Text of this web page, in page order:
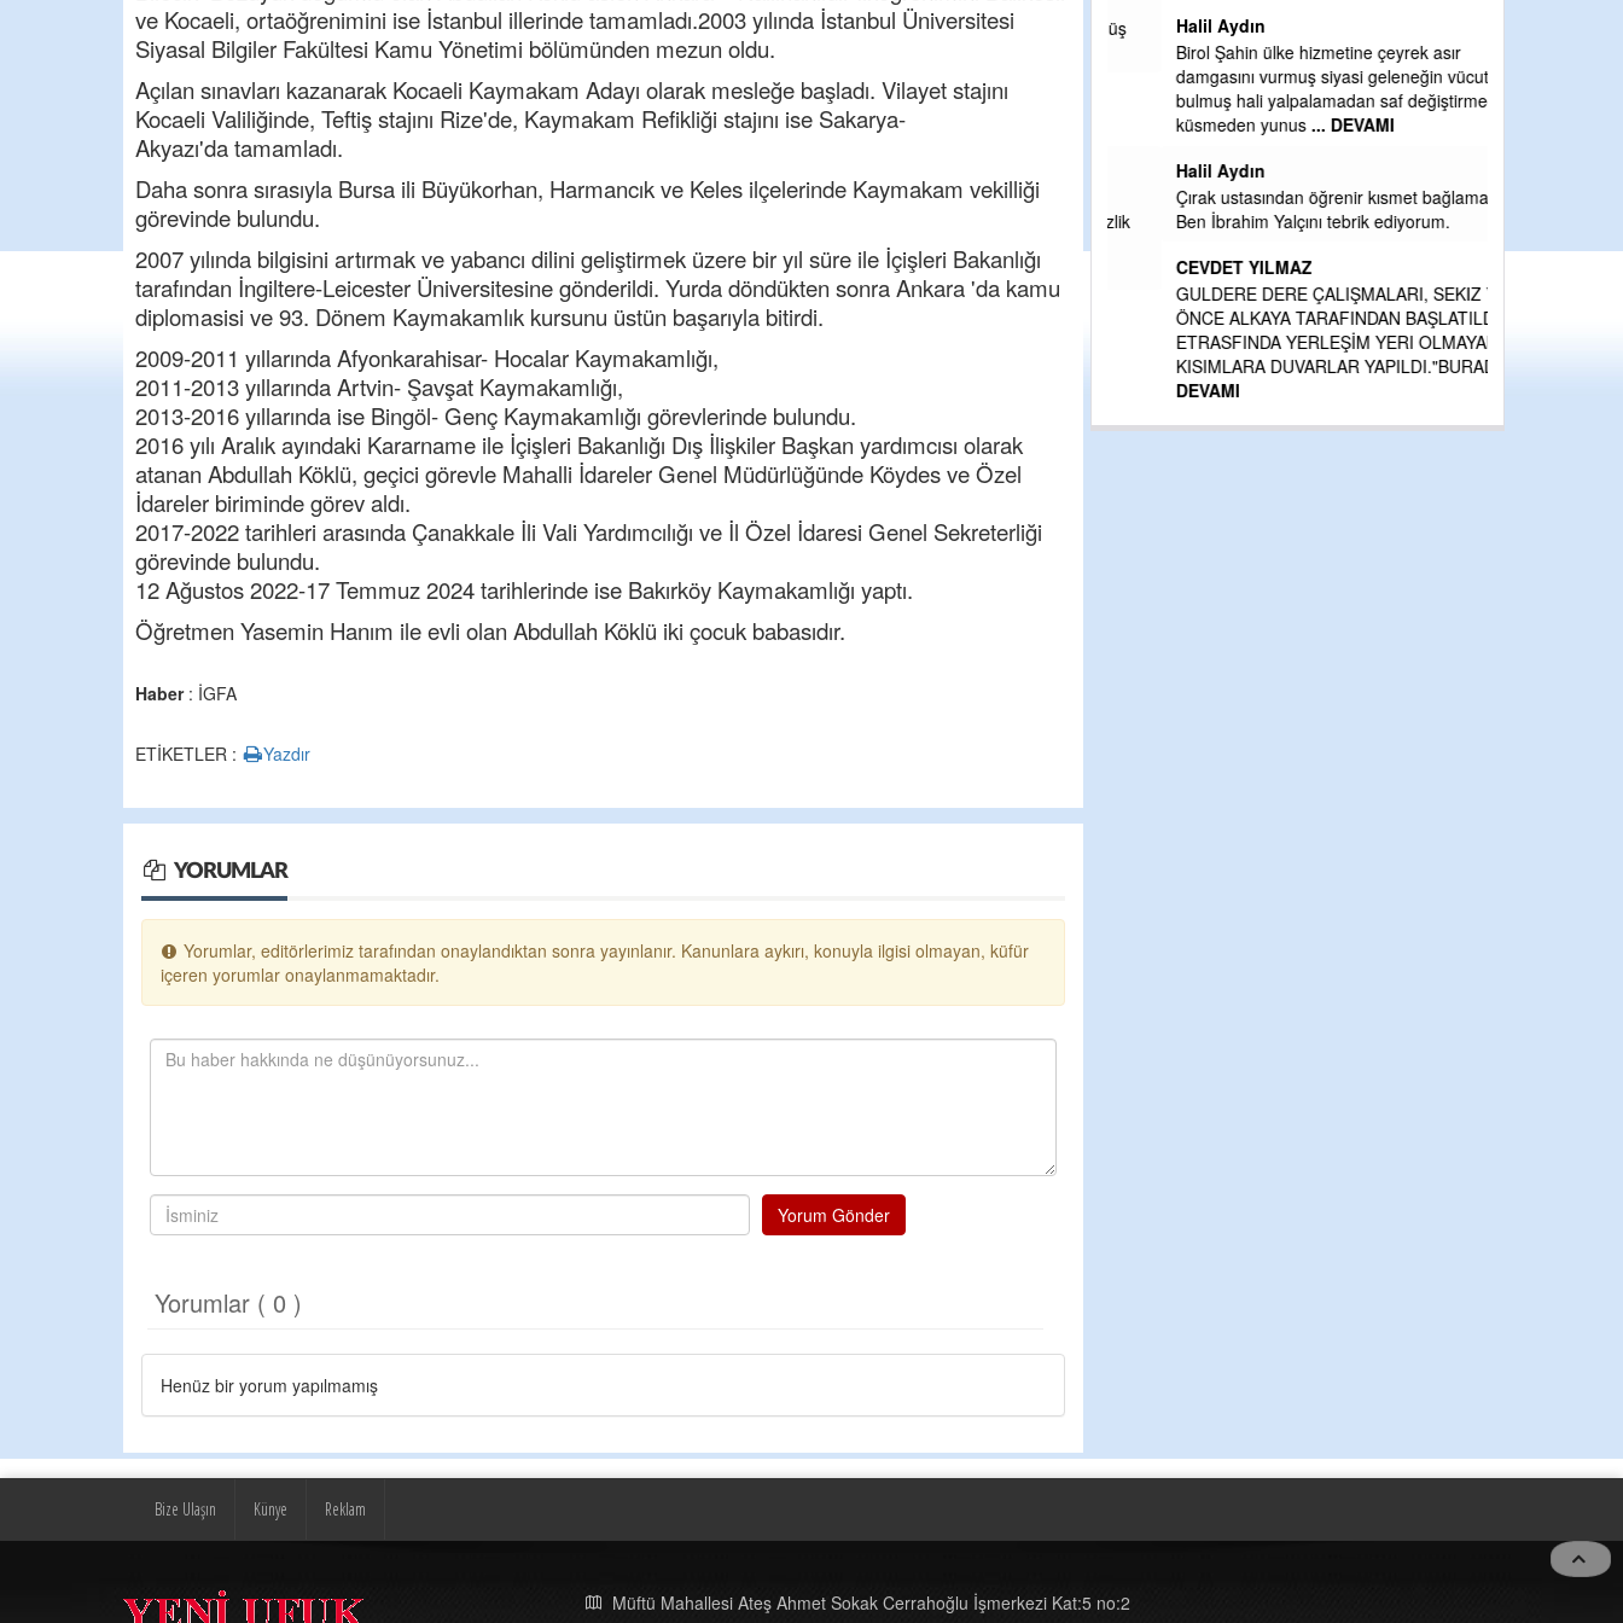
ve Kocaeli, ortaöğrenimini ise İstanbul illerinde tamamladı.2003 yılında İstanbul Üniversitesi
Siyasal Bilgiler Fakültesi Kamu Yönetimi bölümünden mezun oldu.
Açılan sınavları kazanarak Kocaeli Kaymakam Adayı olarak mesleğe başladı. Vilayet stajını
Kocaeli Valiliğinde, Teftiş stajını Rize'de, Kaymakam Refikliği stajını ise Sakarya-
Akyazı'da tamamladı.
Daha sonra sırasıyla Bursa ili Büyükorhan, Harmancık ve Keles ilçelerinde Kaymakam vekilliği
görevinde bulundu.
2007 yılında bilgisini artırmak ve yabancı dilini geliştirmek üzere bir yıl süre ile İçişleri Bakanlığı
tarafından İngiltere-Leicester Üniversitesine gönderildi. Yurda döndükten sonra Ankara 'da kamu
diplomasisi ve 93. Dönem Kaymakamlık kursunu üstün başarıyla bitirdi.
2009-2011 yıllarında Afyonkarahisar- Hocalar Kaymakamlığı,
2011-2013 yıllarında Artvin- Şavşat Kaymakamlığı,
2013-2016 yıllarında ise Bingöl- Genç Kaymakamlığı görevlerinde bulundu.
2016 yılı Aralık ayındaki Kararname ile İçişleri Bakanlığı Dış İlişkiler Başkan yardımcısı olarak
atanan Abdullah Köklü, geçici görevle Mahalli İdareler Genel Müdürlüğünde Köydes ve Özel
İdareler biriminde görev aldı.
2017-2022 tarihleri arasında Çanakkale İli Vali Yardımcılığı ve İl Özel İdaresi Genel Sekreterliği
görevinde bulundu.
12 Ağustos 2022-17 Temmuz 2024 tarihlerinde ise Bakırköy Kaymakamlığı yaptı.
Öğretmen Yasemin Hanım ile evli olan Abdullah Köklü iki çocuk babasıdır.
Haber: İGFA
ETİKETLER : Yazdır
YORUMLAR
Yorumlar, editörlerimiz tarafından onaylandıktan sonra yayınlanır. Kanunlara aykırı, konuyla ilgisi olmayan, küfür
içeren yorumlar onaylanmamaktadır.
Yorum Gönder
Yorumlar ( 0 )
Henüz bir yorum yapılmamış
Elinize emeğinize saglık çok iyi düşünülmüş
pureje kandili tekrar hayat bulacak.
Tufan
Helal
Başkana teşekkür Ederim Sağolsun ,10
terbiyesi Almamış pis insanların Çöplerini
toplayıp Kon... DEVAMI
Halil Aydın
Birol Şahin ülke hizmetine çeyrek asır
damgasını vurmuş siyasi geleneğin vücut
bulmuş hali yalpalamadan saf değiştirmeden
küsmeden yunus ... DEVAMI
Halil Aydın
Çırak ustasından öğrenir kısmet bağlamayı...
Ben İbrahim Yalçını tebrik ediyorum.
CEVDET YILMAZ
GULDERE DERE ÇALIŞMALARI, SEKIZ YIL
ÖNCE ALKAYA TARAFINDAN BAŞLATILDI,
ETRASFINDA YERLEŞİM YERI OLMAYAN
KISIMLARA DUVARLAR YAPILDI."BURADAK...
DEVAMI
Bize Ulaşın Künye Reklam
Müftü Mahallesi Ateş Ahmet Sokak Cerrahoğlu İşmerkezi Kat:5 no:2